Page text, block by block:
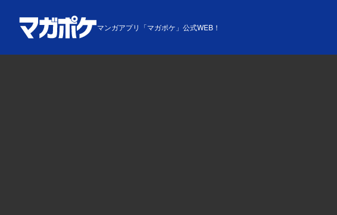
マンガアプリ「マガポケ」公式WEB！